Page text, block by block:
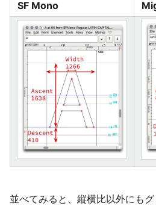
SF Mono
並べてみると、縦横比以外にも